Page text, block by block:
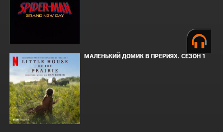
МАЛЕНЬКИЙ ДОМИК В ПРЕРИЯХ. СЕЗОН 1